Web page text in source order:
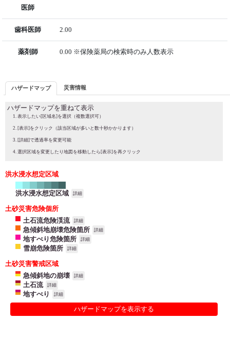
医師
歯科医師 2.00
薬剤師 0.00 ※保険薬局の検索時のみ人数表示
ハザードマップ 災害情報
ハザードマップを重ねて表示
表示したい[区域名]を選択（複数選択可）
[表示]をクリック（該当区域が多いと数十秒かかります）
[詳細]で透過率を変更可能
選択区域を変更したり地図を移動したら[表示]を再クリック
洪水浸水想定区域
洪水浸水想定区域 詳細
土砂災害危険個所
土石流危険渓流
詳細
急傾斜地崩壊危険箇所 詳細
地すべり危険箇所 詳細
雪崩危険箇所 詳細
土砂災害警戒区域
急傾斜地の崩壊
詳細
土石流 詳細
地すべり 詳細
ハザードマップを表示する